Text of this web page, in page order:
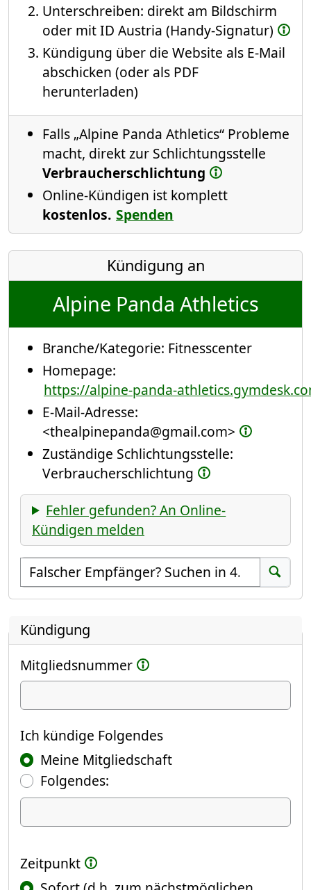
Unterschreiben: direkt am Bildschirm
oder mit ID Austria (Handy-Signatur)
Kündigung über die Website als E-Mail
abschicken (oder als PDF
herunterladen)
Falls „Alpine Panda Athletics“ Probleme
macht, direkt zur Schlichtungsstelle
Verbraucherschlichtung
Online-Kündigen ist komplett
kostenlos. Spenden
Kündigung an
Alpine Panda Athletics
Branche/Kategorie: Fitnesscenter
Homepage:
https://alpine-panda-
E-Mail-Adresse:
<thealpinepanda@gmail.com>
Zuständige Schlichtungsstelle:
Verbraucherschlichtung
Fehler gefunden? An Online-
Kündigen melden
Empfänger suchen
Suchen
Kündigung
Mitgliedsnummer
Ich kündige
Ich kündige Folgendes
Meine Mitgliedschaft
Folgendes:
Ich kündige Folgendes
Zeitpunkt